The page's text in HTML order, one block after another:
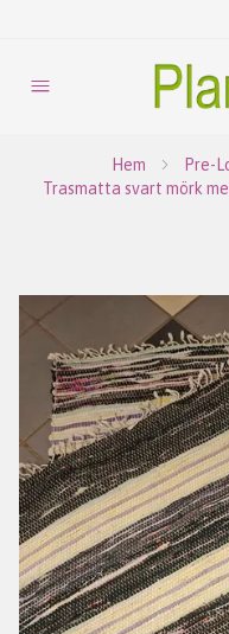
Hem Pre-
Trasmatta svart mörk